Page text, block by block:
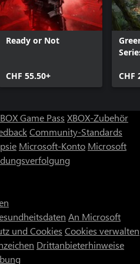
Ready or Not
CHF 55.50+ CHF
Game Pass XBOX-Zubehör
Community-Standards
Microsoft-Konto Microsoft
An Microsoft
und Cookies Cookies verwalten
Drittanbieterhinweise